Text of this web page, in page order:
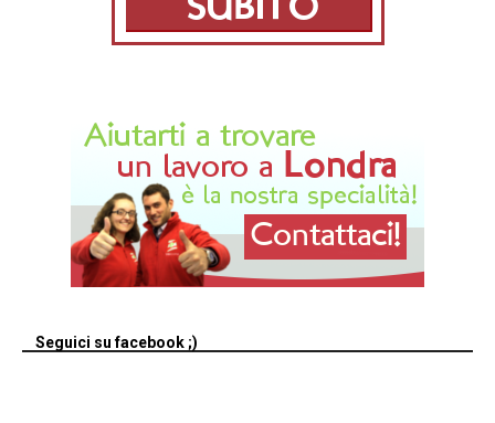
Seguici su facebook ;)